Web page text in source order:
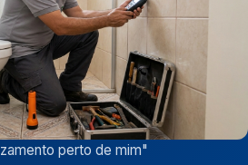
perto de mim"